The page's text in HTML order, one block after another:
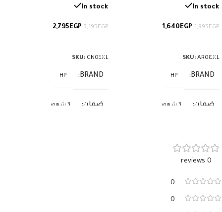
In stock
1,995EGP
1,640EGP
SKU: AR08XL
BRAND
HP
ضمان 3 شهور
In stock
3,195EGP
2,795EGP
SKU: CN03XL
BRAND
HP
ضمان 3 شهور
0 reviews
0
0